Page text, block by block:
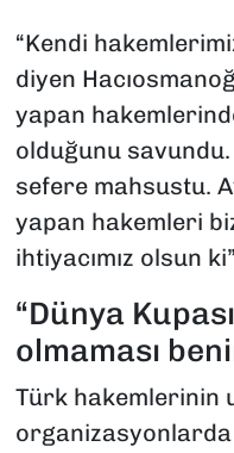
“Kendi
diyen
yapan
olduğunu savundu.
sefere mahsustu.
yapan hakemleri
ihtiyacımız olsun
“Dünya
olmaması
Türk hakemlerinin